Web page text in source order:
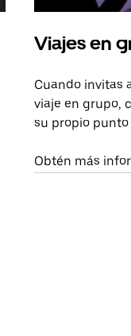
Viajes en
Cuando invitas
viaje en grupo,
su propio
Obtén más